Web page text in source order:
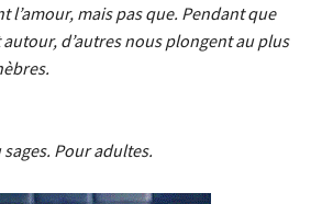
l’amour, mais pas que. Pendant que
d’autres nous plongent au plus
Pour adultes.